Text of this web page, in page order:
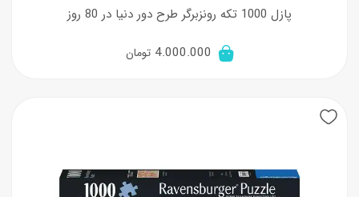
پازل 1000 تکه رونزبرگر طرح دور دنیا در 80 روز
4.000.000 تومان